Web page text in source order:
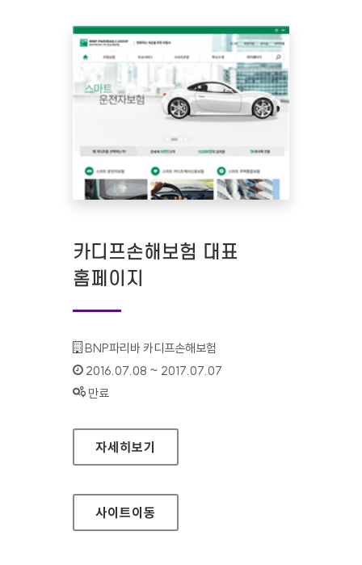
카디프손해보험 대표
홈페이지
기관명 :
BNP파리바 카디프손해보험
인증기간 :
2016.07.08 ~ 2017.07.07
상태 :
만료
카디프손해보험 대표 홈페이지
자세히보기
사이트이동